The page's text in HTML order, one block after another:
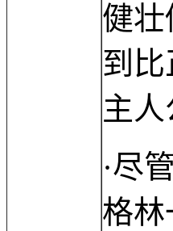
健
到
主
·尽
格